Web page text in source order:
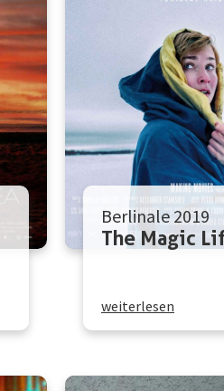
Berlinale 2019
The Magic
weiterlesen